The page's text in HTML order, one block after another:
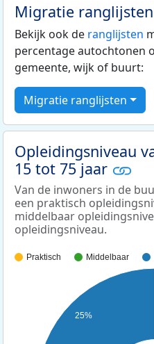
Migratie ranglijsten
Bekijk ook de ranglijsten
percentage autochtonen
gemeente, wijk of buurt:
Migratie ranglijsten
Opleidingsniveau
15 tot 75 jaar
Van de inwoners in de
een praktisch
middelbaar
opleidingsniveau.
Praktisch Middelbaar
25%